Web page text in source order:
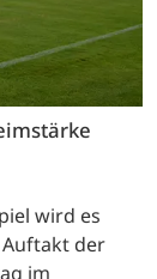
wird es
der
im